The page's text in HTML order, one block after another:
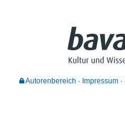
Autorenbereich Impressum